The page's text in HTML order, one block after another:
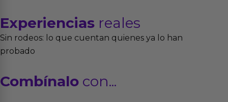
Experiencias reales
Sin rodeos: lo que cuentan quienes ya lo han
probado
Combínalo con...